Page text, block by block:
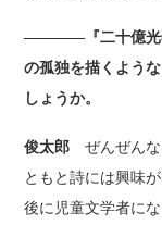
――――『二十億光
の孤独を描くよう
しょうか。
俊太郎 ぜんぜん
ともと詩には興味
後に児童文学者に